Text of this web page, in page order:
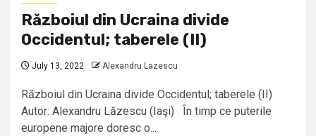
Războiul din Ucraina divide
Occidentul; taberele (II)
July 13, 2022 Alexandru Lazescu
Războiul din Ucraina divide Occidentul; taberele (II)
Autor: Alexandru Lăzescu (Iaşi) În timp ce puterile
europene majore doresc o...